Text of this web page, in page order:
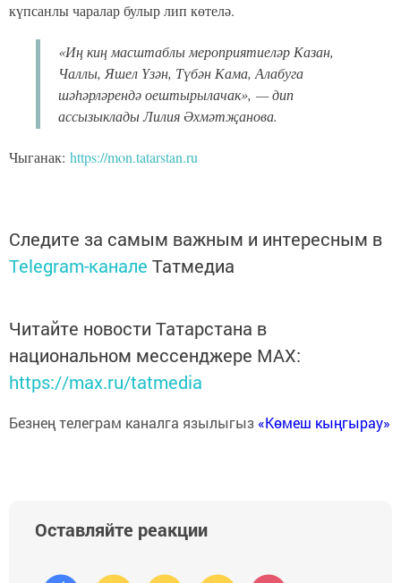
күпсанлы чаралар булыр лип көтелә.
«Иң киң масштаблы мероприятиеләр Казан,
Чаллы, Яшел Үзән, Түбән Кама, Алабуга
шәһәрләрендә оештырылачак», — дип
ассызыклады Лилия Әхмәтҗанова.
Чыганак: https://mon.tatarstan.ru
Следите за самым важным и интересным в
Telegram-канале Татмедиа
Читайте новости Татарстана в
национальном мессенджере MАХ:
https://max.ru/tatmedia
Безнең телеграм каналга язылыгыз «Көмеш кыңгырау»
Оставляйте реакции